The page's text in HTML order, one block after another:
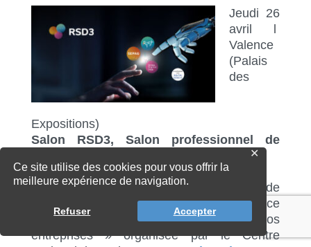
Ce site utilise des cookies pour vous offrir la
meilleure expérience de navigation.
Refuser Accepter
✕
Jeudi 26
avril l
Valence
(Palais
des
Expositions)
Salon RSD3, Salon professionnel de
11h-12h l L’INEC participera à la table ronde
« Les conséquences de la mise en place
progressive de la loi AGEC sur nos
entreprises » organisée par le Centre